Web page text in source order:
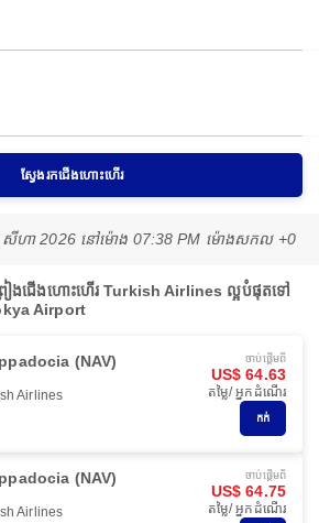
ស្វែងរកជើងហោះហើរ
សីហា 2026 នៅ​ម៉ោង 07:38 PM ម៉ោង​សកល +0
ៀងជើងហោះហើរ Turkish Airlines ល្អបំផុតទៅ
Airport
(NAV)
Airlines
ចាប់ផ្ដើមពី
US$ 64.63
តម្លៃ/ អ្នកដំណើរ
កក់
(NAV)
Airlines
ចាប់ផ្ដើមពី
US$ 64.75
តម្លៃ/ អ្នកដំណើរ